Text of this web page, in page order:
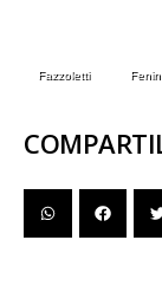
Fazzoletti